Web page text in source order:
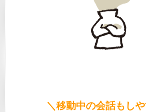
＼移動中の会話もし